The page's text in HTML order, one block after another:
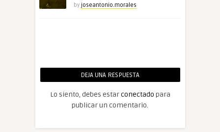
by joseantonio.morales
DEJA UNA RESPUESTA
Lo siento, debes estarconectado para
publicar un comentario.